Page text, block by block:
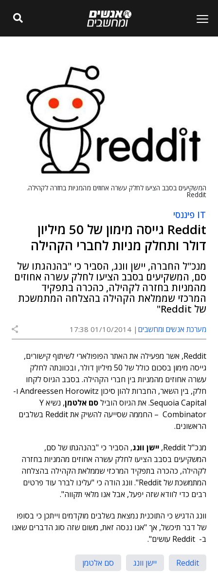
המשקיעים בסבב הציעו לחלק עשרה אחוזים מהמניות בחזרה לקהילה.
Reddit
IT פיננסי
Reddit גייסה מימון של 50 מיליון
דולר ותחלק מניות לחברי הקהילה
מנכ"ל החברה, יישן וונג, הסביר כי "בהנהגתו של
סם, המשקיעים בסבב הציעו לחלק עשרה אחוזים
מהמניות בחזרה לקהילה, כהכרה בתפקיד
המרכזי שממלאת הקהילה בהצלחה המתמשכת
של Reddit"
מערכת אנשים ומחשבים 01/10/2014 17:38
Reddit, אשר מפעילה את האתר הפופולארי לשיתוף קישורים,
גייסה מימון בסכום כולל של 50 מיליון דולר, ובכוונתה לחלק
עשרה אחוזים מהמניות בין חברי הקהילה. בסבב הגיוס לקחו
חלק, בין השאר, החברות להון סיכון Andreessen Horowitz ו-
Sequoia Capital. את הגיוס הוביל
סם אלטמן
, נשיא Y
Combinator – החממה שסייעה להשיק את Reddit בשלבים
הראשונים.
מנכ"ל Reddit,
יישן וונג, הסביר כי "בהנהגתו של סם,
המשקיעים בסבב הציעו לחלק עשרה אחוזים מהמניות בחזרה
לקהילה, כהכרה בתפקיד המרכזי שממלאת הקהילה בהצלחה
המתמשכת של Reddit". וונג הודה כי "עלינו לברר עוד פרטים
רבים כדי לוודא שזה יפעל, אבל אנו מלאי תקווה".
וונג הדגיש כי התוכנית נמצאת בשלבים מוקדמים וייתכן כי בסופו
של דבר תיכשל, אך "אנו ננסה זאת, משום שזה סוג הדברים שאנו
ב- Reddit עושים".
Reddit יישן וונג
סם אלטמן